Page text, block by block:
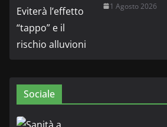
1 Agosto 2026
Sociale